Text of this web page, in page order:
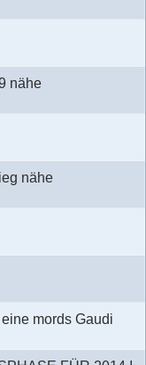
nähe
nähe
mords Gaudi